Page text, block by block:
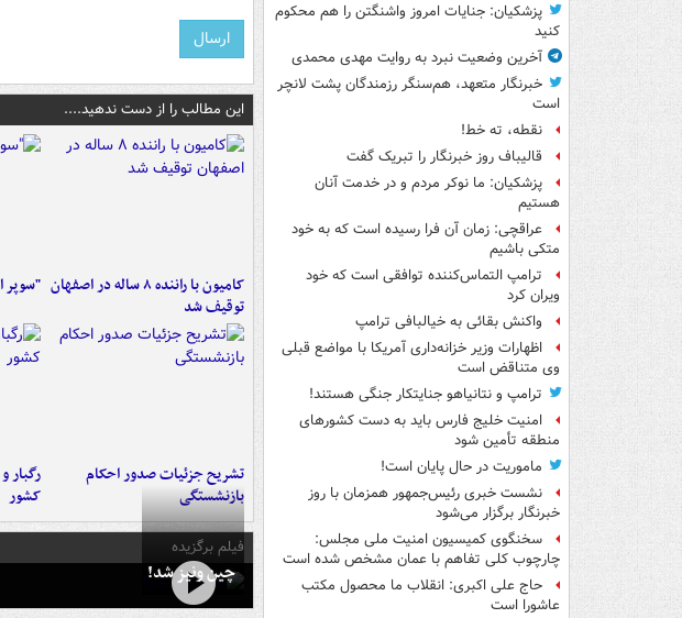
پزشکیان: جنایات امروز واشنگتن را هم محکوم
کنید
آخرین وضعیت نبرد به روایت مهدی محمدی
خبرنگار متعهد، هم‌سنگر رزمندگان پشت لانچر
است
نقطه، ته خط!
قالیباف روز خبرنگار را تبریک گفت
پزشکیان: ما نوکر مردم و در خدمت آنان
هستیم
عراقچی: زمان آن فرا رسیده است که به خود
متکی باشیم
ترامپ التماس‌کننده توافقی است که خود
ویران کرد
واکنش بقائی به خیالبافی ترامپ
اظهارات وزیر خزانه‌داری آمریکا با مواضع قبلی
وی متناقض است
ترامپ و نتانیاهو جنایتکار جنگی هستند!
امنیت خلیج فارس باید به دست کشورهای
منطقه تأمین شود
ماموریت در حال پایان است!
نشست خبری رئیس‌جمهور همزمان با روز
خبرنگار برگزار می‌شود
سخنگوی کمیسیون امنیت ملی مجلس:
چارچوب کلی تفاهم با عمان مشخص شده است
حاج علی اکبری: انقلاب ما محصول مکتب
عاشورا است
این مطالب را از دست ندهید....
کامیون با راننده ۸ ساله در اصفهان
توقیف شد
"سوپر
تشریح جزئیات صدور احکام
بازنشستگی
رگبار
کشور
فیلم برگزیده
چین ونیز شد!